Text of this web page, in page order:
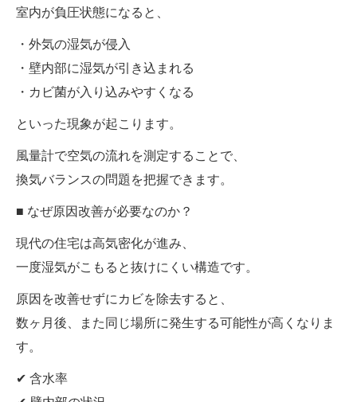
室内が負圧状態になると、
・外気の湿気が侵入
・壁内部に湿気が引き込まれる
・カビ菌が入り込みやすくなる
といった現象が起こります。
風量計で空気の流れを測定することで、
換気バランスの問題を把握できます。
■ なぜ原因改善が必要なのか？
現代の住宅は高気密化が進み、
一度湿気がこもると抜けにくい構造です。
原因を改善せずにカビを除去すると、
数ヶ月後、また同じ場所に発生する可能性が高くなりま
す。
✔ 含水率